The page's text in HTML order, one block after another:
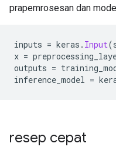
prapemrosesan dan
inputs = keras . Input(
x =
outputs =
inference_model =
resep cepat